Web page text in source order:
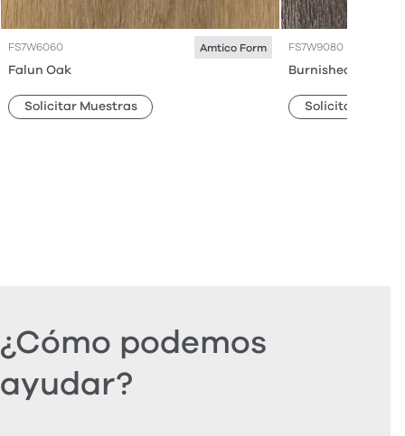
FS7W6060 Amtico Form
Falun Oak
Solicitar Muestras
FS7W9080
Burnished Timber
Solicitar
¿Cómo podemos
ayudar?